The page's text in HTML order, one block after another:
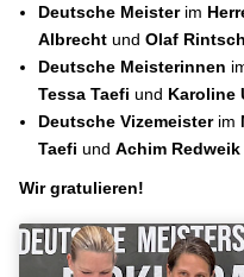
Deutsche Meister im
AlbrechtundOlaf Rintsch
Deutsche Meisterinnen
Tessa Taefiund Karoline
Deutsche Vizemeister im
TaefiundAchim Redweik
Wir gratulieren!